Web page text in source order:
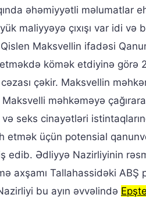
əhəmiyyətli məlumatlar
maliyyəyə çıxışı var idi
Maksvellin ifadəsi
kömək etdiyinə görə
çəkir. Maksvellin
məhkəməyə
və seks cinayətləri
etmək üçün potensial
edib. Ədliyyə Nazirliyinin
axşamı Tallahassidəki
bu ayın əvvəlində